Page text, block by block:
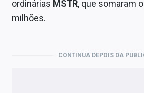
ordinárias MSTR, que somaram
milhões.
CONTINUA DEPOIS DA